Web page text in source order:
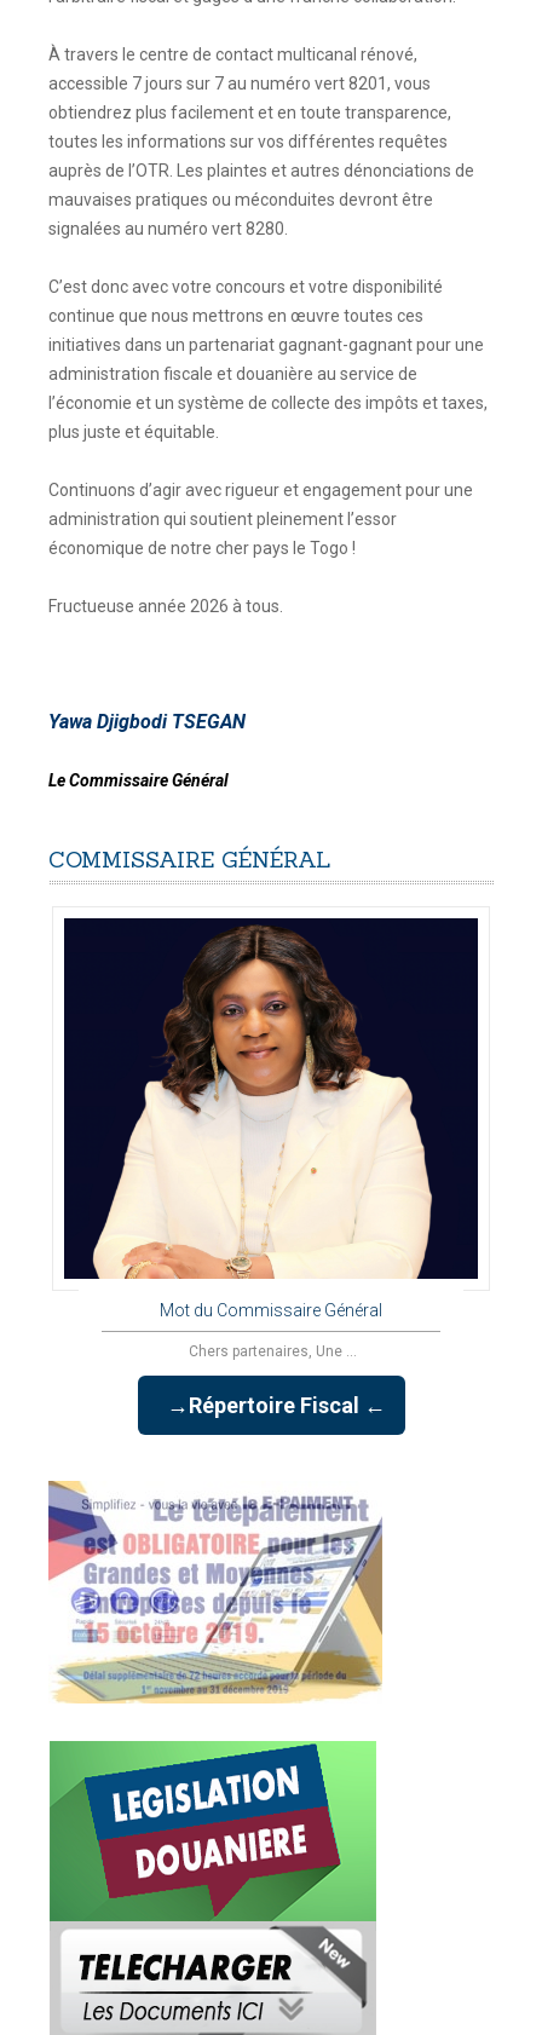
À travers le centre de contact multicanal rénové,
accessible 7 jours sur 7 au numéro vert 8201, vous
obtiendrez plus facilement et en toute transparence,
toutes les informations sur vos différentes requêtes
auprès de l’OTR. Les plaintes et autres dénonciations de
mauvaises pratiques ou méconduites devront être
signalées au numéro vert 8280.
C’est donc avec votre concours et votre disponibilité
continue que nous mettrons en œuvre toutes ces
initiatives dans un partenariat gagnant-gagnant pour une
administration fiscale et douanière au service de
l’économie et un système de collecte des impôts et taxes,
plus juste et équitable.
Continuons d’agir avec rigueur et engagement pour une
administration qui soutient pleinement l’essor
économique de notre cher pays le Togo !
Fructueuse année 2026 à tous.
Yawa Djigbodi TSEGAN
Le Commissaire Général
COMMISSAIRE GÉNÉRAL
Mot du Commissaire Général
Chers partenaires, Une ...
→Répertoire Fiscal ←